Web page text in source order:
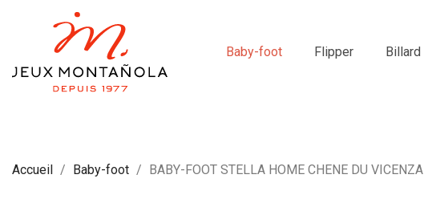
Baby-foot Flipper Billard
Accueil Baby-foot BABY-FOOT STELLA HOME CHENE DU VICENZA